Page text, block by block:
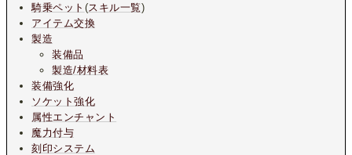
騎乗ペット (スキル一覧)
アイテム交換
製造
装備品
製造/材料表
装備強化
ソケット強化
属性エンチャント
魔力付与
刻印システム